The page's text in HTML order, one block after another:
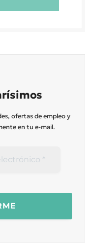
ofertas de empleo y
en tu e-mail.